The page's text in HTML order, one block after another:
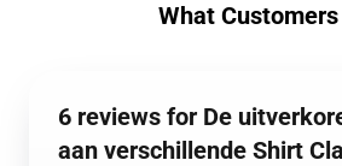
What Customers
6 reviews for De
aan verschillende Shirt